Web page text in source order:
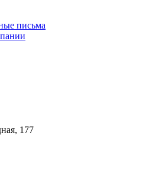
письма
177